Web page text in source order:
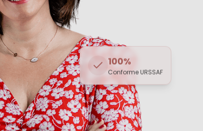
100%
Conforme URSSAF